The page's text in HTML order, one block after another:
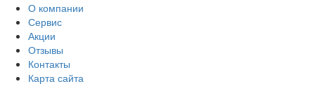
О компании
Сервис
Акции
Отзывы
Контакты
Карта сайта